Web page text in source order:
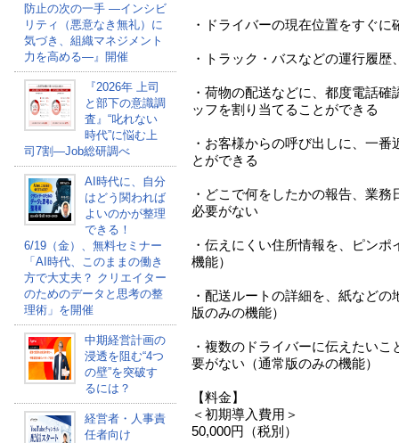
防止の次の一手 ―インシビ
リティ（悪意なき無礼）に
気づき、組織マネジメント
力を高める―』開催
『2026年 上司
と部下の意識調
査』“叱れない
時代”に悩む上
司7割―Job総研調べ
AI時代に、自分
はどう関われば
よいのかが整理
できる！
6/19（金）、無料セミナー
「AI時代、このままの働き
方で大丈夫？ クリエイター
のためのデータと思考の整
理術」を開催
中期経営計画の
浸透を阻む“4つ
の壁”を突破す
るには？
経営者・人事責
任者向け
・ドライバーの現在位置をすぐに
・トラック・バスなどの運行履歴
・荷物の配送などに、都度電話
ッフを割り当てることができる
・お客様からの呼び出しに、一
とができる
・どこで何をしたかの報告、業
必要がない
・伝えにくい住所情報を、ピン
機能）
・配送ルートの詳細を、紙など
版のみの機能）
・複数のドライバーに伝えたい
要がない（通常版のみの機能）
【料金】
＜初期導入費用＞
50,000円（税別）